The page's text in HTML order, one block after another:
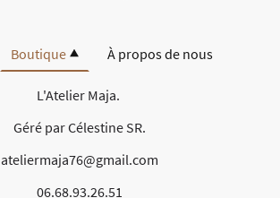
Boutique À propos de nous
L'Atelier Maja.
Géré par Célestine SR.
ateliermaja76@gmail.com
06.68.93.26.51